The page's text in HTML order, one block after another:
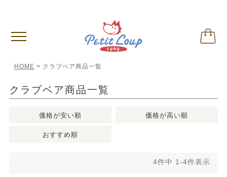
HOME クラブベア商品一覧
クラブベア商品一覧
価格が安い順 価格が高い順
おすすめ順
4件中 1-4件表示